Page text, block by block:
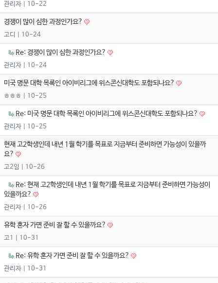
관리자 | 10-22
경쟁이 많이 심한 과정인가요?
고디 | 10-24
Re: 경쟁이 많이 심한 과정인가요?
관리자 | 10-24
미국 명문 대학 목록인 아이비리그에 위스콘신대학도 포함되나요?
ㅎㅎㅎ | 10-25
Re: 미국 명문 대학 목록인 아이비리그에 위스콘신대학도 포함되나요?
관리자 | 10-25
현재 고2학생인데 내년 1월 학기를 목표로 지금부터 준비하면 가능성이 있을까
요?
고2임 | 10-26
Re: 현재 고2학생인데 내년 1월 학기를 목표로 지금부터 준비하면 가능성이
있을까요?
관리자 | 10-26
유학 혼자 가면 준비 잘 할 수 있을까요?
고1 | 10-31
Re: 유학 혼자 가면 준비 잘 할 수 있을까요?
관리자 | 10-31